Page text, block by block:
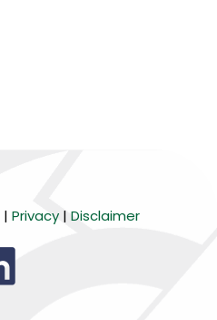
| Privacy| Disclaimer